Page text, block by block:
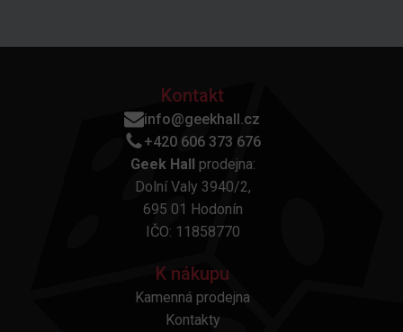
Kontakt
info@geekhall.cz
+420 606 373 676
Geek Hall prodejna:
Dolní Valy 3940/2,
695 01 Hodonín
IČO: 11858770
K nákupu
Kamenná prodejna
Kontakty